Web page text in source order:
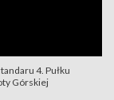
4. Pułku
Górskiej